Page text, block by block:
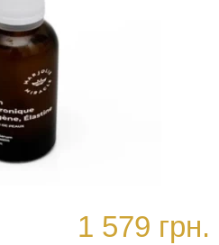
1 579 грн.